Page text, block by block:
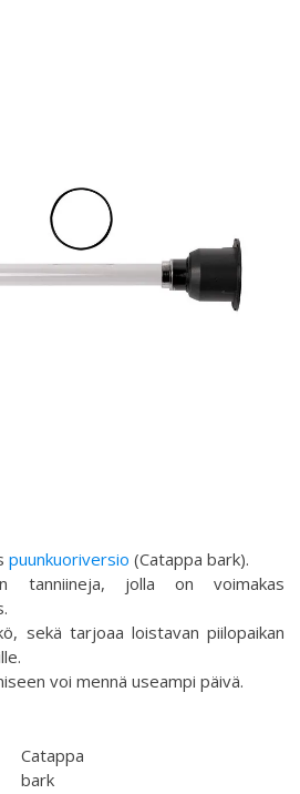
puunkuoriversio (Catappa bark).
tanniineja, jolla on voimakas
sekä tarjoaa loistavan piilopaikan
voi mennä useampi päivä.
Catappa
bark